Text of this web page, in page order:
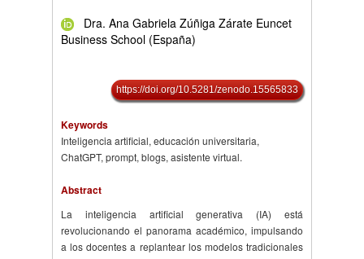
Dra. Ana Gabriela Zúñiga Zárate Euncet
Business School (España)
https://doi.org/10.5281/zenodo.15565833
Keywords
Inteligencia artificial, educación universitaria,
ChatGPT, prompt, blogs, asistente virtual.
Abstract
La inteligencia artificial generativa (IA) está
revolucionando el panorama académico, impulsando
a los docentes a replantear los modelos tradicionales